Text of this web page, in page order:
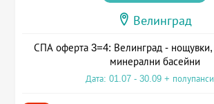
Велинград
СПА оферта 3=4: Велинград - нощувки,
минерални басейни
Дата: 01.07 - 30.09 +